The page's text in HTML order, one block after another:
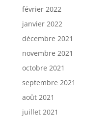
février 2022
janvier 2022
décembre 2021
novembre 2021
octobre 2021
septembre 2021
août 2021
juillet 2021